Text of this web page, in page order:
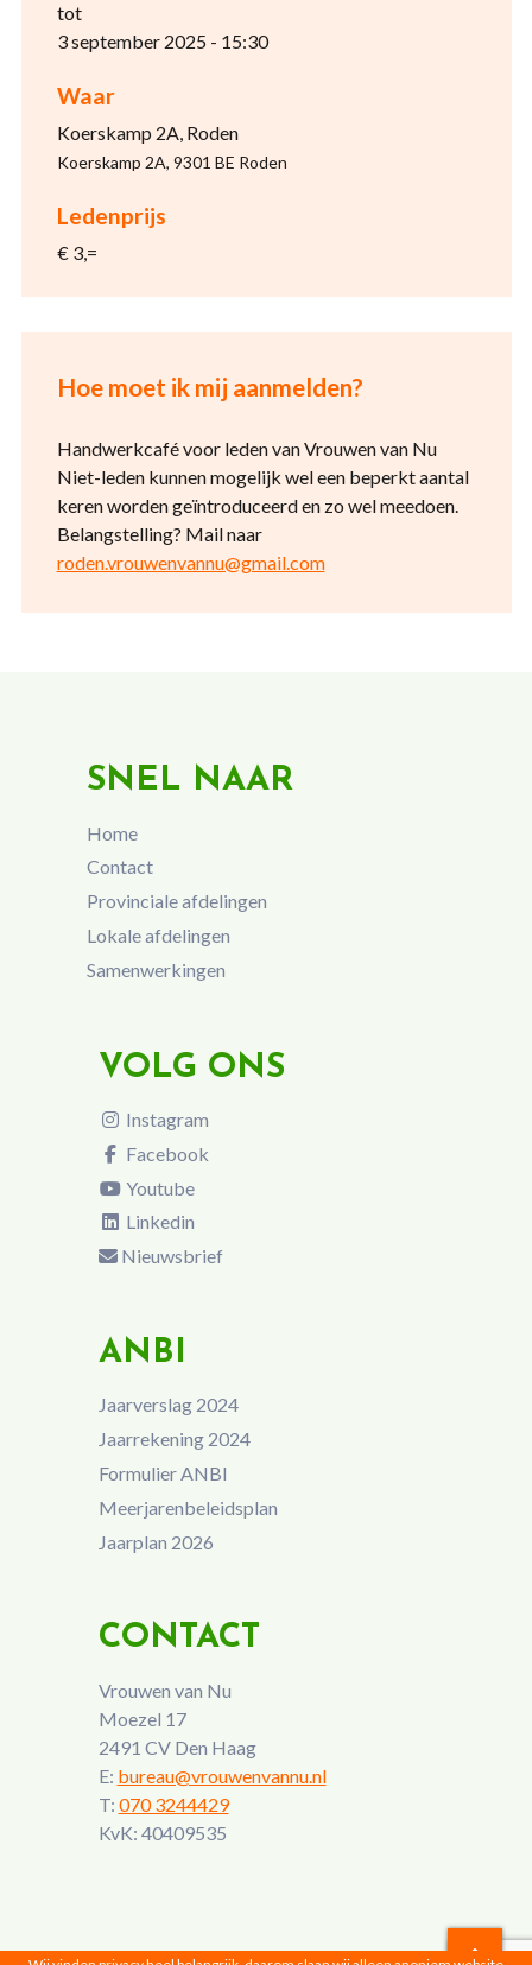
tot
3 september 2025 - 15:30
Waar
Koerskamp 2A, Roden
Koerskamp 2A, 9301 BE Roden
Ledenprijs
€ 3,=
Hoe moet ik mij aanmelden?
Handwerkcafé voor leden van Vrouwen van Nu
Niet-leden kunnen mogelijk wel een beperkt aantal
keren worden geïntroduceerd en zo wel meedoen.
Belangstelling? Mail naar
roden.vrouwenvannu@gmail.com
SNEL NAAR
Home
Contact
Provinciale afdelingen
Lokale afdelingen
Samenwerkingen
VOLG ONS
Instagram
Facebook
Youtube
Linkedin
Nieuwsbrief
ANBI
Jaarverslag 2024
Jaarrekening 2024
Formulier ANBI
Meerjarenbeleidsplan
Jaarplan 2026
CONTACT
Vrouwen van Nu
Moezel 17
2491 CV Den Haag
E: bureau@vrouwenvannu.nl
T: 070 3244429
KvK: 40409535